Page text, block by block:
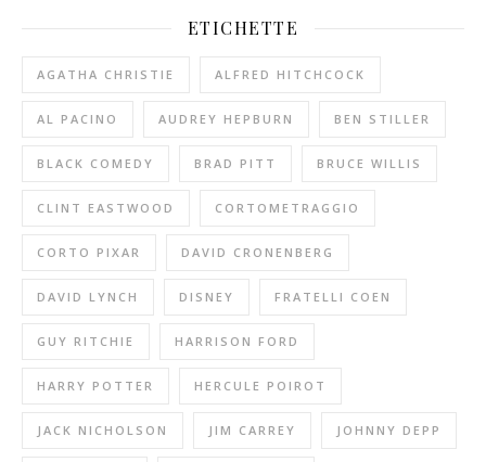
ETICHETTE
AGATHA CHRISTIE ALFRED HITCHCOCK
AL PACINO AUDREY HEPBURN BEN STILLER
BLACK COMEDY BRAD PITT BRUCE WILLIS
CLINT EASTWOOD CORTOMETRAGGIO
CORTO PIXAR DAVID CRONENBERG
DAVID LYNCH DISNEY FRATELLI COEN
GUY RITCHIE HARRISON FORD
HARRY POTTER HERCULE POIROT
JACK NICHOLSON JIM CARREY JOHNNY DEPP